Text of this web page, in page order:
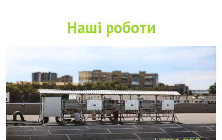
Наші роботи